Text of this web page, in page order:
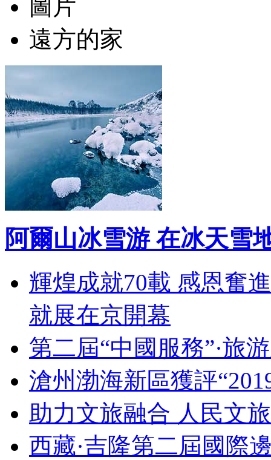
圖片
遠方的家
阿爾山冰雪游 在冰天雪
輝煌成就70載 感恩奮
就展在京開幕
第二屆“中國服務”·旅
滄州渤海新區獲評
助力文旅融合 人民文
西藏·吉隆第二屆國際